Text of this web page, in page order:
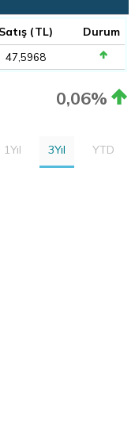
Satış (TL) Durum
47,5968
0,06%
1Yıl 3Yıl YTD